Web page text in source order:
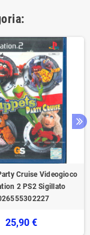
Cruise Videogioco
2 PS2 Sigillato
25,90 €